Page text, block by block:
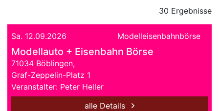
30 Ergebnisse
Sa. 12.09.2026 Modelleisenbahnbörse
Modellauto + Eisenbahn Börse
71034 Böblingen,
Graf-Zeppelin-Platz 1
Veranstalter: Peter Heller
alle Details